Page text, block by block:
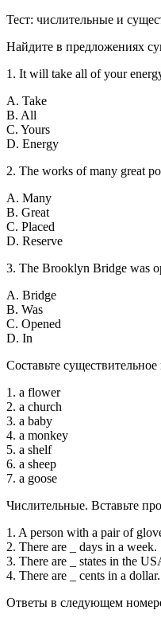
Тест: числительные и
Найдите в предложениях
1. It will take all of your
A. Take
B. All
C. Yours
D. Energy
2. The works of many great
A. Many
B. Great
C. Placed
D. Reserve
3. The Brooklyn Bridge was
A. Bridge
B. Was
C. Opened
D. In
Составьте
1. a flower
2. a church
3. a baby
4. a monkey
5. a shelf
6. a sheep
7. a goose
Числительные. Вставьте
1. A person with a pair of
2. There are _ days in a week.
3. There are _ states in the
4. There are _ cents in a dollar.
Ответы в следующем